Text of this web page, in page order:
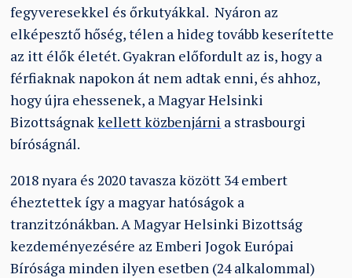
fegyveresekkel és őrkutyákkal. Nyáron az
elképesztő hőség, télen a hideg tovább keserítette
az itt élők életét. Gyakran előfordult az is, hogy a
férfiaknak napokon át nem adtak enni, és ahhoz,
hogy újra ehessenek, a Magyar Helsinki
Bizottságnakkellett közbenjárni a strasbourgi
bíróságnál.
2018 nyara és 2020 tavasza között 34 embert
éheztettek így a magyar hatóságok a
tranzitzónákban. A Magyar Helsinki Bizottság
kezdeményezésére az Emberi Jogok Európai
Bírósága minden ilyen esetben (24 alkalommal)